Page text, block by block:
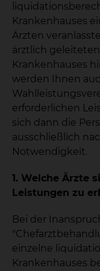
Krankenhauses
Ärzten
ärztlich
Krankenhauses
werden Ihnen
erforderlichen
sich dann die
ausschließlich
Notwendigkeit.
1. Welche Ärzte
Leistungen zu
Bei der
einzelne
Krankenhauses